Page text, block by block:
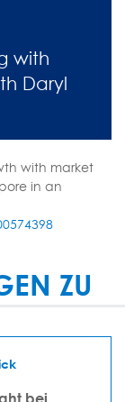
with
Daryl
with market
in an
ZU
bei